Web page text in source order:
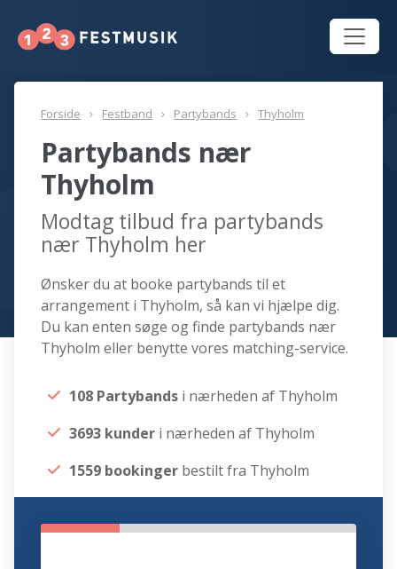
Forside Festband Partybands Thyholm
Partybands nær
Thyholm
Modtag tilbud fra partybands
nær Thyholm her
Ønsker du at booke partybands til et
arrangement i Thyholm, så kan vi hjælpe dig.
Du kan enten søge og finde partybands nær
Thyholm eller benytte vores matching-service.
108 Partybands i nærheden af Thyholm
3693 kunder i nærheden af Thyholm
1559 bookinger bestilt fra Thyholm